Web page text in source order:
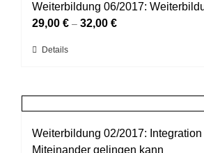
Die
Optionen
auf
gewählt
werden
Weiterbildung 06/2017:
29,00 € – 32,00 €
Dieses
mehrere
Varianten
Die
Details
Weiterbildung 02/2017:
Miteinander gelingen kann